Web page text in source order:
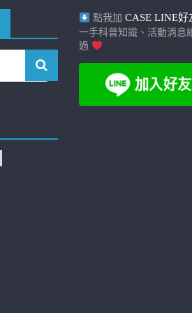
點我加 CASE LINE好
一手科普知識、活動消息
過